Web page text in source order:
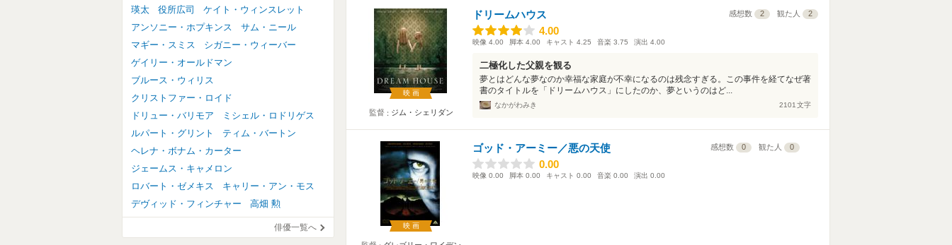
映画
監督 ジム・シェリダン
ドリームハウス 感想数 2 観た人 2
4.00
4.00
映像 4.00 脚本 4.00 キャスト 4.25 音楽 3.75 演出 4.00
二極化した父親を観る
夢とはどんな夢なのか幸福な家庭が不幸になるのは残念すぎる。この事件を経てなぜ著
書のタイトルを「ドリームハウス」にしたのか、夢というのはど...
なかがわみき 2101 文字
映画
ゴッド・アーミー／悪の天使 感想数 0 観た人 0
0.00
0.00
映像 0.00 脚本 0.00 キャスト 0.00 音楽 0.00 演出 0.00
瑛太 役所広司
ケイト・ウィンスレット
アンソニー・ホプキンス
サム・ニール
マギー・スミス
シガニー・ウィーバー
ゲイリー・オールドマン
ブルース・ウィリス
クリストファー・ロイド
ドリュー・バリモア
ミシェル・ロドリゲス
ルパート・グリント
ティム・バートン
ヘレナ・ボナム・カーター
ジェームス・キャメロン
ロバート・ゼメキス
キャリー・アン・モス
デヴィッド・フィンチャー
高畑 勲
俳優一覧へ